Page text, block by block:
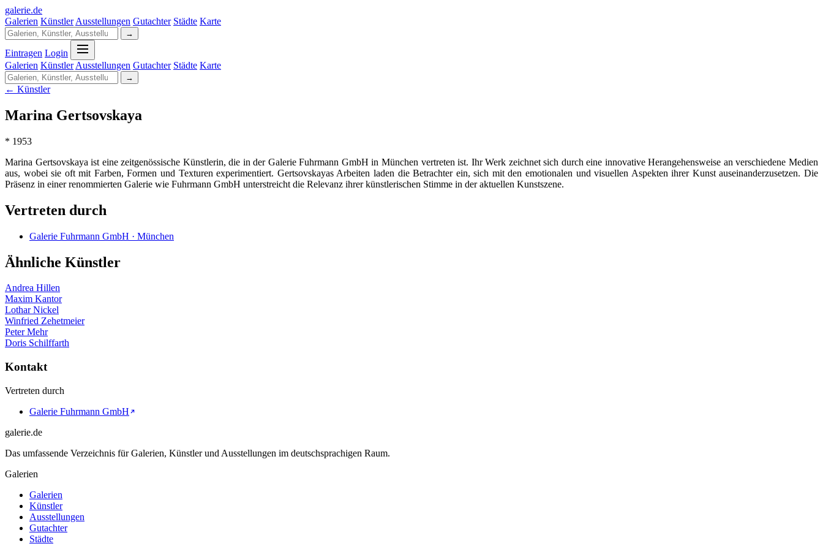
galerie.de
Galerien Künstler Ausstellungen Gutachter Städte Karte
→
Eintragen Login
Galerien Künstler Ausstellungen Gutachter Städte Karte
→
← Künstler
Marina Gertsovskaya
* 1953
Marina Gertsovskaya ist eine zeitgenössische Künstlerin, die in der Galerie Fuhrmann GmbH in München vertreten ist. Ihr Werk zeichnet sich durch eine innovative Herangehensweise an verschiedene Medien
aus, wobei sie oft mit Farben, Formen und Texturen experimentiert. Gertsovskayas Arbeiten laden die Betrachter ein, sich mit den emotionalen und visuellen Aspekten ihrer Kunst auseinanderzusetzen. Die
Präsenz in einer renommierten Galerie wie Fuhrmann GmbH unterstreicht die Relevanz ihrer künstlerischen Stimme in der aktuellen Kunstszene.
Vertreten durch
Galerie Fuhrmann GmbH · München
Ähnliche Künstler
Andrea Hillen
Maxim Kantor
Lothar Nickel
Winfried Zehetmeier
Peter Mehr
Doris Schilffarth
Kontakt
Vertreten durch
Galerie Fuhrmann GmbH
galerie.de
Das umfassende Verzeichnis für Galerien, Künstler und Ausstellungen im deutschsprachigen Raum.
Galerien
Galerien
Künstler
Ausstellungen
Gutachter
Städte